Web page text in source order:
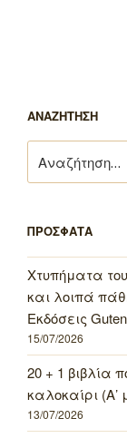
ΑΝΑΖΗΤΗΣΗ
για:
ΠΡΟΣΦΑΤΑ
Χτυπήματα
και λοιπά
Εκδόσεις
15/07/2026
20 + 1 βιβλία
καλοκαίρι (Α’
13/07/2026